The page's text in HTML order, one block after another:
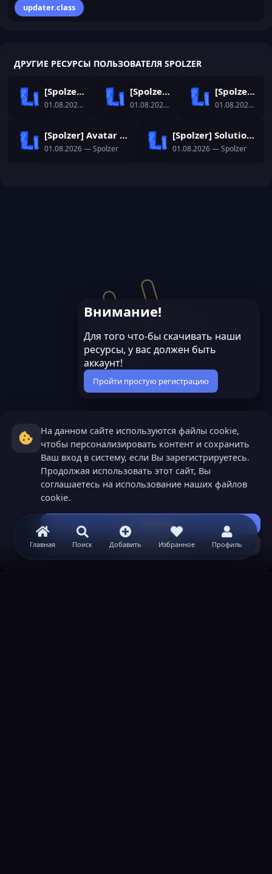
Главная Поиск Добавить Избранное Профиль
updater.class
ДРУГИЕ РЕСУРСЫ ПОЛЬЗОВАТЕЛЯ SPOLZER
[Spolzer] Social Auto Posting
01.08.2026 — Spolzer
[Spolzer] Watermark
01.08.2026 — Spolzer
[Spolzer] Sticky Post
01.08.2026 —
[Spolzer] Avatar History
01.08.2026— Spolzer
[Spolzer] Solution List
01.08.2026— Spolzer
Внимание!
Для того что-бы скачивать наши
ресурсы, у вас должен быть
аккаунт!
Пройти простую регистрацию
На данном сайте используются файлы cookie,
чтобы персонализировать контент и сохранить
Ваш вход в систему, если Вы зарегистрируетесь.
Продолжая использовать этот сайт, Вы
соглашаетесь на использование наших файлов
cookie.
Принять
Узнать больше...